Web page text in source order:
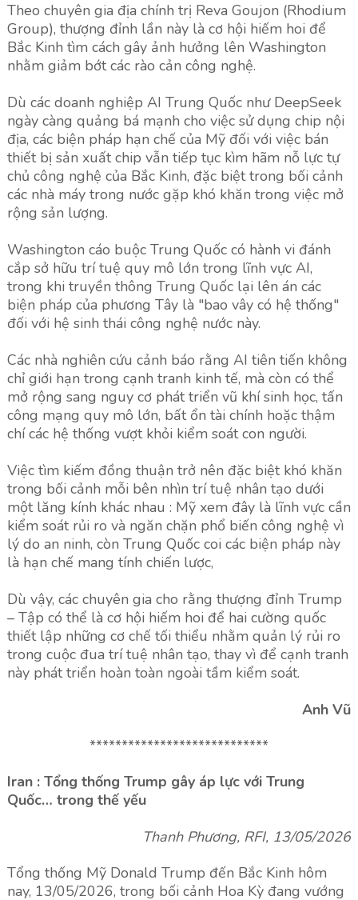
Theo chuyên gia địa chính trị Reva Goujon (Rhodium
Group), thượng đỉnh lần này là cơ hội hiếm hoi để
Bắc Kinh tìm cách gây ảnh hưởng lên Washington
nhằm giảm bớt các rào cản công nghệ.
Dù các doanh nghiệp AI Trung Quốc như DeepSeek
ngày càng quảng bá mạnh cho việc sử dụng chip nội
địa, các biện pháp hạn chế của Mỹ đối với việc bán
thiết bị sản xuất chip vẫn tiếp tục kìm hãm nỗ lực tự
chủ công nghệ của Bắc Kinh, đặc biệt trong bối cảnh
các nhà máy trong nước gặp khó khăn trong việc mở
rộng sản lượng.
Washington cáo buộc Trung Quốc có hành vi đánh
cắp sở hữu trí tuệ quy mô lớn trong lĩnh vực AI,
trong khi truyền thông Trung Quốc lại lên án các
biện pháp của phương Tây là "bao vây có hệ thống"
đối với hệ sinh thái công nghệ nước này.
Các nhà nghiên cứu cảnh báo rằng AI tiên tiến không
chỉ giới hạn trong cạnh tranh kinh tế, mà còn có thể
mở rộng sang nguy cơ phát triển vũ khí sinh học, tấn
công mạng quy mô lớn, bất ổn tài chính hoặc thậm
chí các hệ thống vượt khỏi kiểm soát con người.
Việc tìm kiếm đồng thuận trở nên đặc biệt khó khăn
trong bối cảnh mỗi bên nhìn trí tuệ nhân tạo dưới
một lăng kính khác nhau : Mỹ xem đây là lĩnh vực cần
kiểm soát rủi ro và ngăn chặn phổ biến công nghệ vì
lý do an ninh, còn Trung Quốc coi các biện pháp này
là hạn chế mang tính chiến lược,
Dù vậy, các chuyên gia cho rằng thượng đỉnh Trump
– Tập có thể là cơ hội hiếm hoi để hai cường quốc
thiết lập những cơ chế tối thiểu nhằm quản lý rủi ro
trong cuộc đua trí tuệ nhân tạo, thay vì để cạnh tranh
này phát triển hoàn toàn ngoài tầm kiểm soát.
Anh Vũ
****************************
Iran : Tổng thống Trump gây áp lực với Trung
Quốc… trong thế yếu
Thanh Phương, RFI, 13/05/2026
Tổng thống Mỹ Donald Trump đến Bắc Kinh hôm
nay, 13/05/2026, trong bối cảnh Hoa Kỳ đang vướng